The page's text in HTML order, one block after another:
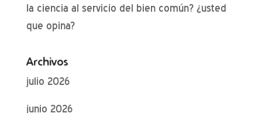
la ciencia al servicio del bien común? ¿usted
que opina?
Archivos
julio 2026
junio 2026